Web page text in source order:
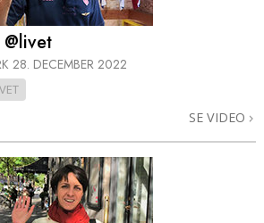
28. DECEMBER 2022
SE VIDEO